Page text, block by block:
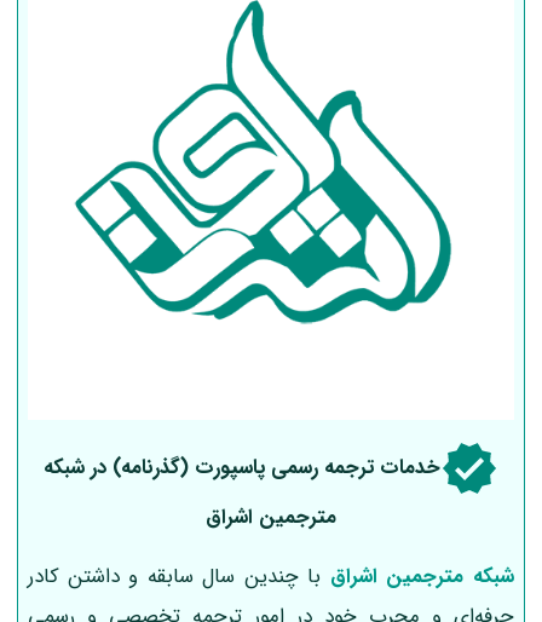
خدمات ترجمه رسمی پاسپورت (گذرنامه) در شبکه
مترجمین اشراق
شبکه مترجمین اشراق با چندین سال سابقه و داشتن کادر